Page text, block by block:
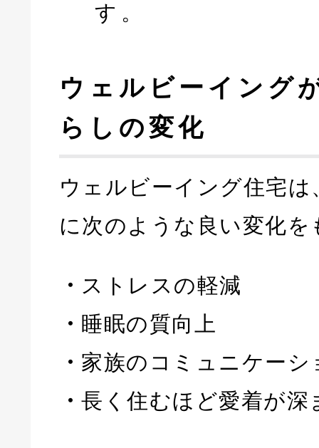
す。
ウェルビーイング
らしの変化
ウェルビーイング住宅
に次のような良い変化
・ ストレスの軽減
・ 睡眠の質向上
・ 家族のコミュニケーシ
・ 長く住むほど愛着が深